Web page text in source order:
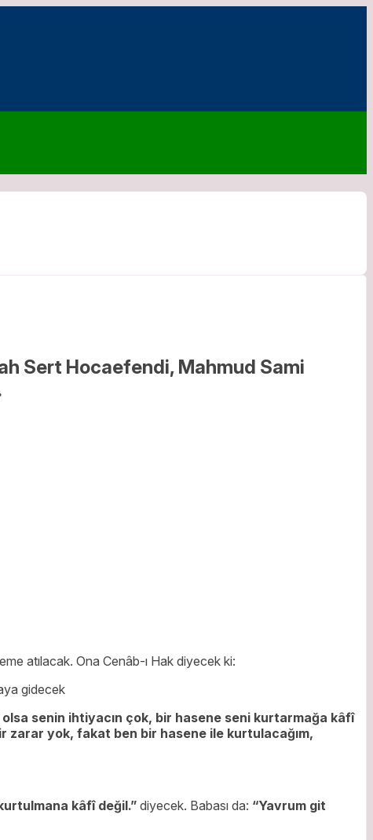
Sert Hocaefendi, Mahmud Sami
atılacak. Ona Cenâb-ı Hak diyecek ki:
gidecek
olsa senin ihtiyacın çok, bir hasene seni kurtarmağa kâfî
zarar yok, fakat ben bir hasene ile kurtulacağım,
kâfî değil.” diyecek. Babası da: “Yavrum git